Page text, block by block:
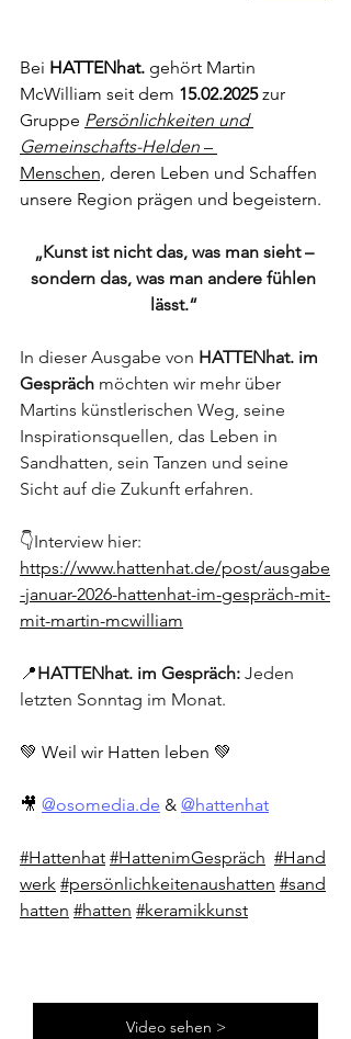
Bei HATTENhat. gehört Martin
McWilliam seit dem 15.02.2025 zur
Gruppe Persönlichkeiten und
Gemeinschafts-Helden –
Menschen, deren Leben und Schaffen
unsere Region prägen und begeistern.
„Kunst ist nicht das, was man sieht –
sondern das, was man andere fühlen
lässt.“
In dieser Ausgabe von HATTENhat. im
Gespräch möchten wir mehr über
Martins künstlerischen Weg, seine
Inspirationsquellen, das Leben in
Sandhatten, sein Tanzen und seine
Sicht auf die Zukunft erfahren.
👇Interview hier:
https://www.hattenhat.de/post/ausgabe
-januar-2026-hattenhat-im-gespräch-mit-
mit-martin-mcwilliam
📍HATTENhat. im Gespräch: Jeden
letzten Sonntag im Monat.
💚 Weil wir Hatten leben 💚
🎥 @osomedia.de & @hattenhat
#Hattenhat #HattenimGespräch #Hand
werk #persönlichkeitenaushatten #sand
hatten #hatten #keramikkunst
Video sehen >